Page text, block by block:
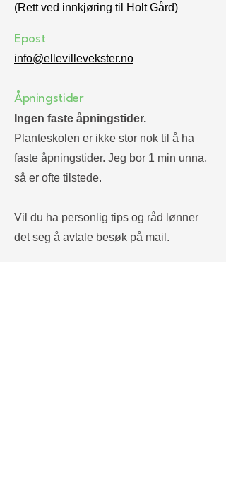
(Rett ved innkjøring til Holt Gård)
Epost
info@ellevillevekster.no
Åpningstider
Ingen faste åpningstider.
Planteskolen er ikke stor nok til å ha
faste åpningstider. Jeg bor 1 min unna,
så er ofte tilstede.
Vil du ha personlig tips og råd lønner
det seg å avtale besøk på mail.